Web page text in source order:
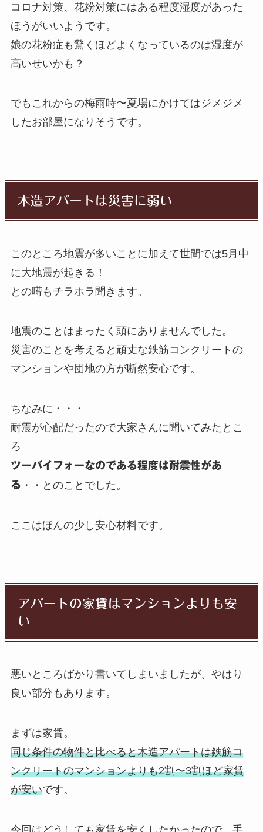
コロナ対策、花粉対策にはある程度湿度があった
ほうがいいようです。
娘の花粉症も驚くほどよくなっているのは湿度が
高いせいかも？
でもこれからの梅雨時〜夏場にかけてはジメジメ
したお部屋になりそうです。
木造アパートは災害に弱い
このところ地震が多いことに加えて世間では5月中
に大地震が起きる！
との噂もチラホラ聞きます。
地震のことはまったく頭にありませんでした。
災害のことを考えると頑丈な鉄筋コンクリートの
マンションや団地の方が断然安心です。
ちなみに・・・
耐震が心配だったので大家さんに聞いてみたとこ
ろ
ツーバイフォーなのである程度は耐震性があ
る ・・とのことでした。
ここはほんの少し安心材料です。
アパートの家賃はマンションよりも安
い
悪いところばかり書いてしまいましたが、やはり
良い部分もあります。
まずは家賃。
同じ条件の物件と比べると木造アパートは鉄筋コ
ンクリートのマンションよりも2割〜3割ほど家賃
が安いです。